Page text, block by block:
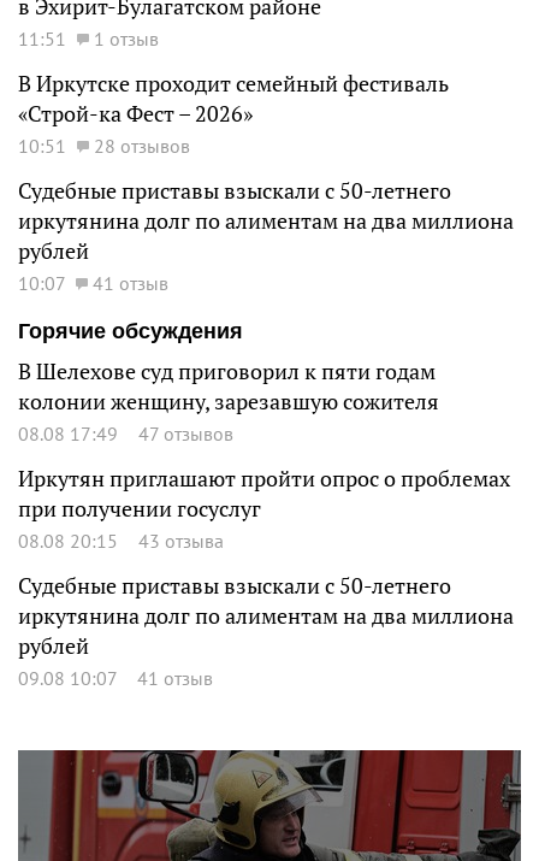
в Эхирит-Булагатском районе
11:51 1 отзыв
В Иркутске проходит семейный фестиваль
«Строй-ка Фест – 2026»
10:51 28 отзывов
Судебные приставы взыскали с 50-летнего
иркутянина долг по алиментам на два миллиона
рублей
10:07
41 отзыв
Горячие обсуждения
В Шелехове суд приговорил к пяти годам
колонии женщину, зарезавшую сожителя
08.08 17:49 47 отзывов
Иркутян приглашают пройти опрос о проблемах
при получении госуслуг
08.08 20:15 43 отзыва
Судебные приставы взыскали с 50-летнего
иркутянина долг по алиментам на два миллиона
рублей
09.08 10:07 41 отзыв